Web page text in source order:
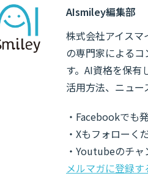
AIsmiley編集部
株式会社アイス
の専門家による
す。AI資格を保有
活用方法、ニュー
・Facebookでも
・Xもフォローく
・Youtubeのチ
メルマガに登録す